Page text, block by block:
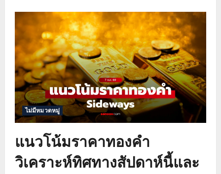
ลึก
แนว
โน้ม
ราคา
ทองคำ
ฮั่ว
เซ่ง
เฮง
วิเคราะห์
กรอบ
ทำ
กำไร
ล่าสุด
ไม่มีหมวดหมู่
แนวโน้มราคาทองคำ
วิเคราะห์ทิศทางสัปดาห์นี้และ